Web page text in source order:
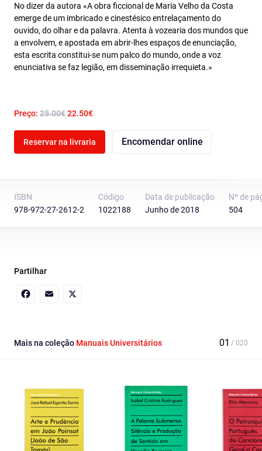
No dizer da autora «A obra ficcional de Maria Velho da Costa
emerge de um imbricado e cinestésico entrelaçamento do
ouvido, do olhar e da palavra. Atenta à vozearia dos mundos que
a envolvem, e apostada em abrir-lhes espaços de enunciação,
esta escrita constitui-se num palco do mundo, onde a voz
enunciativa se faz legião, em disseminação irrequieta.»
Preço: 25.00€22.50€
Reservar na livraria Encomendar online
ISBN
978-972-27-2612-2
Código
1022188
Data de publicação
Junho de 2018
Nº de
504
Partilhar
Mais na coleção Manuais Universitários